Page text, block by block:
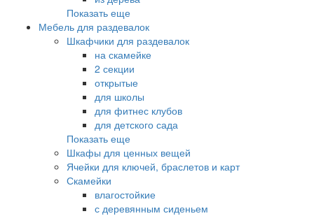
Показать еще
Мебель для раздевалок
Шкафчики для раздевалок
на скамейке
2 секции
открытые
для школы
для фитнес клубов
для детского сада
Показать еще
Шкафы для ценных вещей
Ячейки для ключей, браслетов и карт
Скамейки
влагостойкие
с деревянным сиденьем